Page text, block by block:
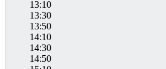
13:10
13:30
13:50
14:10
14:30
14:50